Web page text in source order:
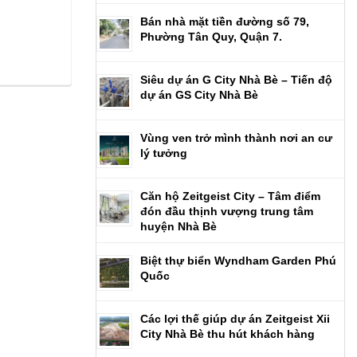
Bán nhà mặt tiền đường số 79,
Phường Tân Quy, Quận 7.
Siêu dự án G City Nhà Bè – Tiến độ
dự án GS City Nhà Bè
Vùng ven trở mình thành nơi an cư
lý tưởng
Căn hộ Zeitgeist City – Tâm điểm
đón đầu thịnh vượng trung tâm
huyện Nhà Bè
Biệt thự biển Wyndham Garden Phú
Quốc
Các lợi thế giúp dự án Zeitgeist Xii
City Nhà Bè thu hút khách hàng